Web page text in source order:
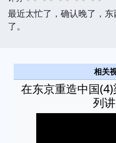
最近太忙了，确认晚了，
了。
相关
在东京重造中国
列